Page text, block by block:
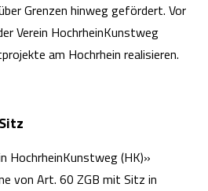
Grenzen hinweg gefördert. Vor
Verein HochrheinKunstweg
am Hochrhein realisieren.
HochrheinKunstweg (HK)»
von Art. 60 ZGB mit Sitz in